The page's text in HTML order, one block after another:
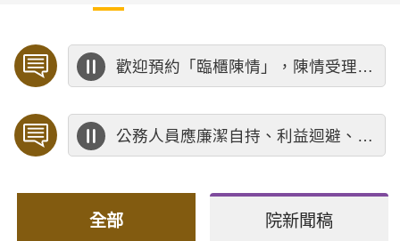
歡迎預約「臨櫃陳情」，陳情受理中心將優先排定人員與您接談，釐清案情爭點後收案處理，以節省您的寶貴時間。
公務人員應廉潔自持、利益迴避、依法公正執行公務～考試院公務人員保障暨培訓委員會～
全部 院新聞稿